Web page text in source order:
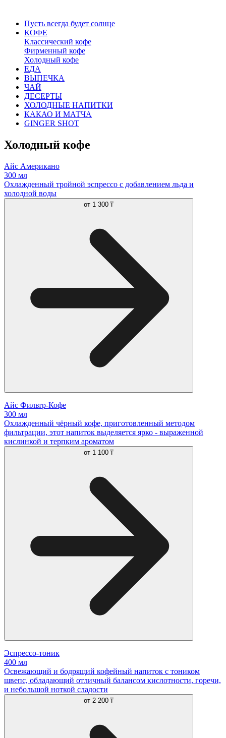
Пусть всегда будет солнце
КОФЕ
Классический кофе
Фирменный кофе
Холодный кофе
ЕДА
ВЫПЕЧКА
ЧАЙ
ДЕСЕРТЫ
ХОЛОДНЫЕ НАПИТКИ
КАКАО И МАТЧА
GINGER SHOT
Холодный кофе
Айс Американо
300 мл
Охлажденный тройной эспрессо с добавлением льда и
холодной воды
от 1 300 ₸
Айс Фильтр-Кофе
300 мл
Охлажденный чёрный кофе, приготовленный методом
фильтрации, этот напиток выделяется ярко - выраженной
кислинкой и терпким ароматом
от 1 100 ₸
Эспрессо-тоник
400 мл
Освежающий и бодрящий кофейный напиток с тоником
швепс, обладающий отличный балансом кислотности, горечи,
и небольшой ноткой сладости
от 2 200 ₸